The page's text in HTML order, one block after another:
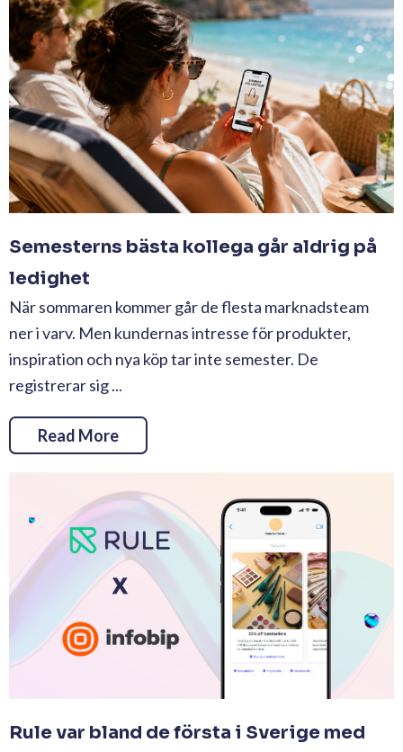
Semesterns bästa kollega går aldrig på
ledighet
När sommaren kommer går de flesta marknadsteam
ner i varv. Men kundernas intresse för produkter,
inspiration och nya köp tar inte semester. De
registrerar sig ...
Read More
Rule var bland de första i Sverige med